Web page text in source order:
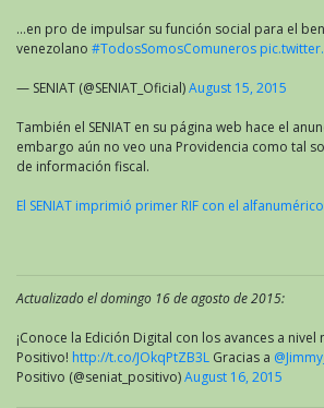
…en pro de impulsar su función social para el
venezolano #TodosSomosComuneros
— SENIAT (@SENIAT_Oficial)August 15, 2015
También el SENIAT en su página web hace el
embargo aún no veo una Providencia como tal
de información fiscal.
El SENIAT imprimió primer RIF con el alfanumérico
Actualizado el domingo 16 de agosto de 2015:
¡Conoce la Edición Digital con los avances a nivel
Positivo! http://t.co/JOkqPtZB3L Gracias a
Positivo (@seniat_positivo)August 16, 2015